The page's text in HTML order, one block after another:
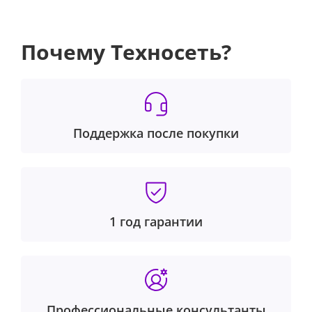
Почему Техносеть?
Поддержка после покупки
1 год гарантии